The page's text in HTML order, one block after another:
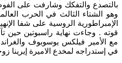
وهو الشتاء الثالث في الحرب
الإمبراطورية الروسية على شفا
قوته . وجاءت نهاية راسبوتين حين
مع الأمير فيلكس يوسوبوف
في إستدراجه لمخدع الاميرة إيرينا